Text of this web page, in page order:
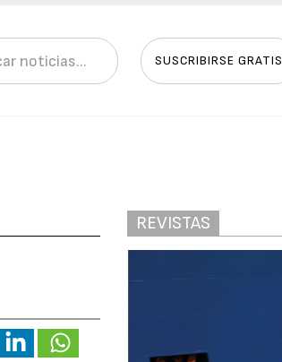
SUSCRIBIRSE GRATIS
REVISTAS